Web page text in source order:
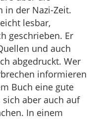
in der Nazi-Zeit.
lesbar,
geschrieben. Er
und auch
abgedruckt. Wer
informieren
Buch eine gute
aber auch auf
In einem